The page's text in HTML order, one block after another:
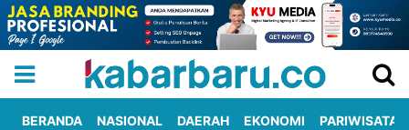
BERANDA NASIONAL DAERAH EKONOMI PARIWISATA